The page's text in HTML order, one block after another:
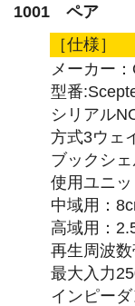
1001 ペア
［仕様］
メーカー
型番
シリアル
方式3ウェ
ブックシ
使用ユニ
中域用：
高域用：
再生周波
最大入力
インピー